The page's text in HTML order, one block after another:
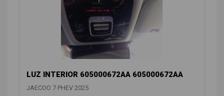
LUZ INTERIOR 605000672AA 605000672AA
JAECOO 7 PHEV 2025